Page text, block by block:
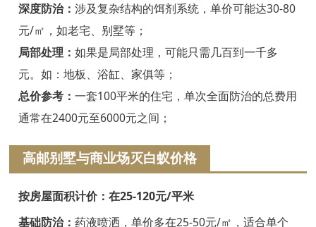
海宁白蚁防治
嘉善白蚁防治
海盐白蚁防治
湖州白蚁防治
长兴白蚁防治
安吉白蚁防治
深度防治： 涉及复杂结构的饵剂系统，单价可能达30-80
元/㎡，如老宅、别墅等；
局部处理： 如果是局部处理，可能只需几百到一千多
元。如：地板、浴缸、家俱等；
总价参考： 一套100平米的住宅，单次全面防治的总费用
通常在2400元至6000元之间；
高邮别墅与商业场灭白蚁价格
按房屋面积计价：在25-120元/平米
基础防治： 药液喷洒，单价多在25-50元/㎡，适合单个